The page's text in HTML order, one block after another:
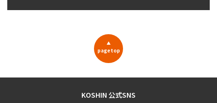
▲
pagetop
KOSHIN 公式SNS